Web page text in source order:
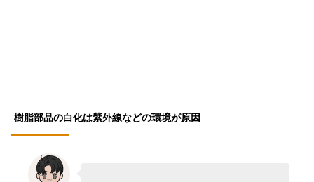
樹脂部品の白化は紫外線などの環境が原因